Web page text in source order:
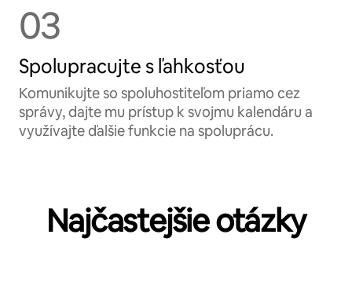
03
Spolupracujte s ľahkosťou
Komunikujte so spoluhostiteľom priamo cez
správy, dajte mu prístup k svojmu kalendáru a
využívajte ďalšie funkcie na spoluprácu.
Najčastejšie otázky